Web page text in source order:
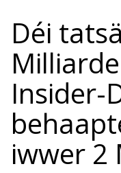
Déi
Insider-
iwwer 2